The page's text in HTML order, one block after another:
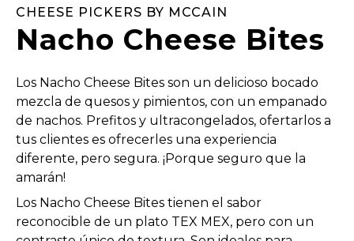
CHEESE PICKERS BY MCCAIN
Nacho Cheese Bites
Los Nacho Cheese Bites son un delicioso bocado
mezcla de quesos y pimientos, con un empanado
de nachos. Prefitos y ultracongelados, ofertarlos a
tus clientes es ofrecerles una experiencia
diferente, pero segura. ¡Porque seguro que la
amarán!
Los Nacho Cheese Bites tienen el sabor
reconocible de un plato TEX MEX, pero con un